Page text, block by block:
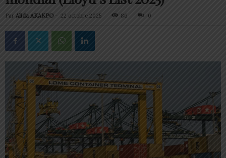
Par Alida AKAKPO - 22 octobre 2025 86 0